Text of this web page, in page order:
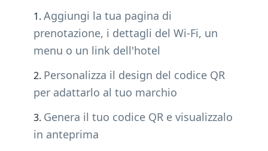
Aggiungi la tua pagina di
prenotazione, i dettagli del Wi-Fi, un
menu o un link dell'hotel
Personalizza il design del codice QR
per adattarlo al tuo marchio
Genera il tuo codice QR e visualizzalo
in anteprima